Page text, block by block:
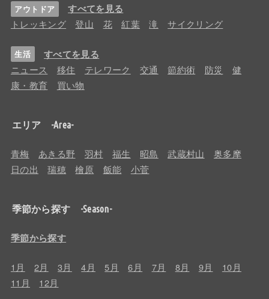
アウトドア すべてを見る
トレッキング 登山 花 紅葉 滝 サイクリング
生活 すべてを見る
ニュース 移住 テレワーク 交通 節約術 防災
健
康・教育
買い物
エリア -Area-
青梅 あきる野 羽村 福生 昭島 武蔵村山
奥多摩
日の出
瑞穂 檜原 飯能 小菅
季節から探す -Season-
季節から探す
1月 2月 3月 4月 5月 6月 7月 8月 9月
10月
11月
12月